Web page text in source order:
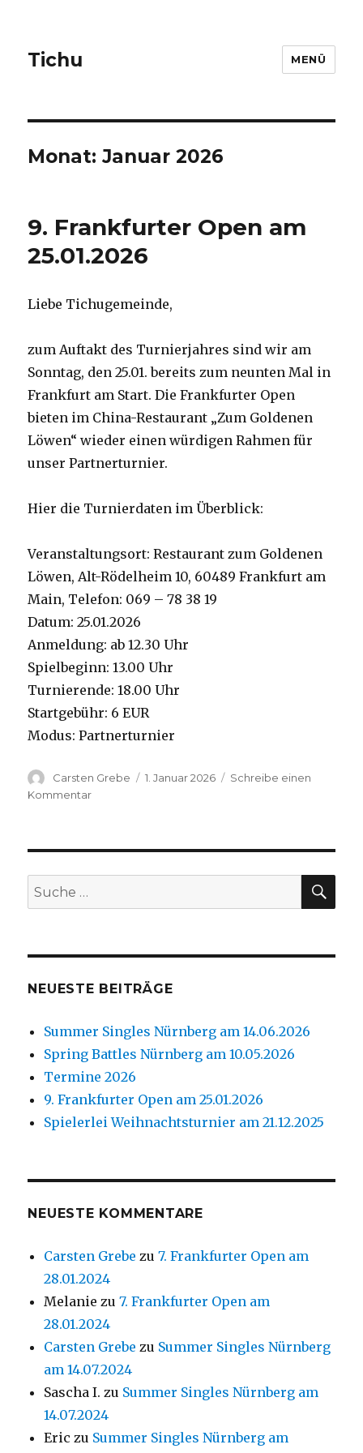
Tichu MENÜ
Monat: Januar 2026
9. Frankfurter Open am
25.01.2026
Liebe Tichugemeinde,
zum Auftakt des Turnierjahres sind wir am
Sonntag, den 25.01. bereits zum neunten Mal in
Frankfurt am Start. Die Frankfurter Open
bieten im China-Restaurant „Zum Goldenen
Löwen“ wieder einen würdigen Rahmen für
unser Partnerturnier.
Hier die Turnierdaten im Überblick:
Veranstaltungsort: Restaurant zum Goldenen
Löwen, Alt-Rödelheim 10, 60489 Frankfurt am
Main, Telefon: 069 – 78 38 19
Datum: 25.01.2026
Anmeldung: ab 12.30 Uhr
Spielbeginn: 13.00 Uhr
Turnierende: 18.00 Uhr
Startgebühr: 6 EUR
Modus: Partnerturnier
Autor
Carsten Grebe
Veröffentlicht
1. Januar 2026
Schreibe einen
Kommentar
25.01.2026
Suche
nach:
NEUESTE BEITRÄGE
Summer Singles Nürnberg am 14.06.2026
Spring Battles Nürnberg am 10.05.2026
Termine 2026
9. Frankfurter Open am 25.01.2026
Spielerlei Weihnachtsturnier am 21.12.2025
NEUESTE KOMMENTARE
Carsten Grebe zu7. Frankfurter Open am
28.01.2024
Melanie zu7. Frankfurter Open am
28.01.2024
Carsten Grebe zu Summer Singles Nürnberg
am 14.07.2024
Sascha I. zu Summer Singles Nürnberg am
14.07.2024
Eric zu Summer Singles Nürnberg am